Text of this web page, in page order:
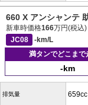
660 X アンシャンテ
新車時価格166万円(税込)
JC08
-km/L
満タンでどこまで
-km
排気量 659cc